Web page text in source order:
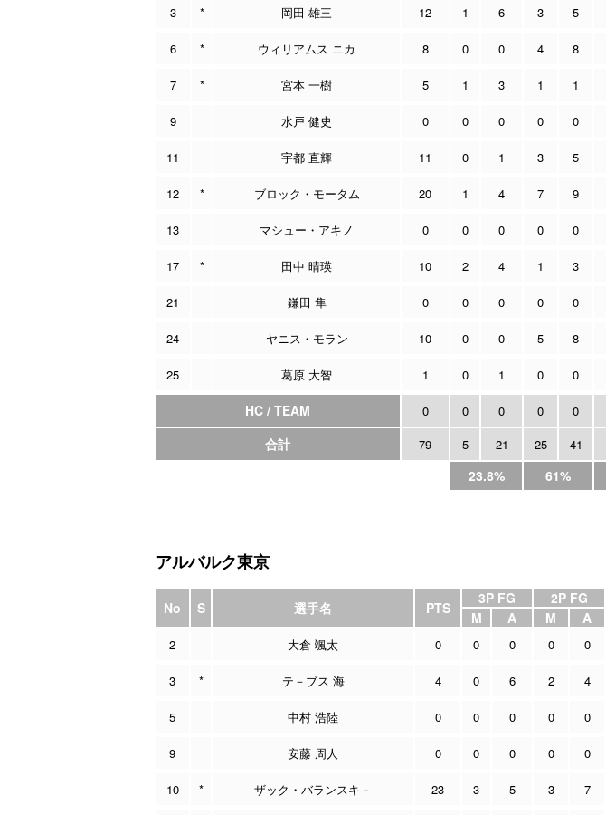
3 * 岡田 雄三 12 1 6 3 5
6 * ウィリアムス ニカ 8 0 0 4 8
7 * 宮本 一樹 5 1 3 1 1
9 水戸 健史 0 0 0 0 0
11 宇都 直輝 11 0 1 3 5
12 * ブロック・モータム 20 1 4 7 9
13 マシュー・アキノ 0 0 0 0 0
17 * 田中 晴瑛 10 2 4 1 3
21 鎌田 隼 0 0 0 0 0
24 ヤニス・モラン 10 0 0 5 8
25 葛原 大智 1 0 1 0 0
HC / TEAM 0 0 0 0 0
合計 79 5 21 25 41
23.8% 61%
アルバルク東京
No S 選手名 PTS
3P FG 2P FG
M A M A
2 大倉 颯太 0 0 0 0 0
3 * テ－ブス 海 4 0 6 2 4
5 中村 浩陸 0 0 0 0 0
9 安藤 周人 0 0 0 0 0
10 * ザック・バランスキ－ 23 3 5 3 7